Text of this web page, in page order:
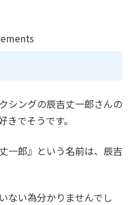
シングの辰吉丈一郎さんの
でそうです。
一郎』という名前は、辰吉
ない為分かりませんでし